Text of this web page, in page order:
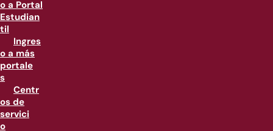
o a Portal
Estudian
til
Ingres
o a más
portale
s
Centr
os de
servici
o